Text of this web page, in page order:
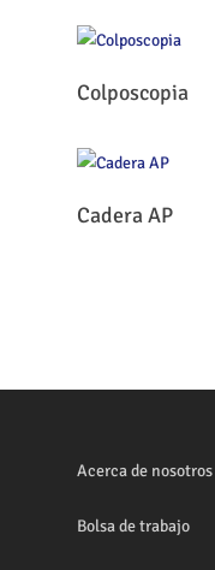
Leer Más
Colposcopia
Leer Más
Cadera AP
Acerca de nosotros
Bolsa de trabajo